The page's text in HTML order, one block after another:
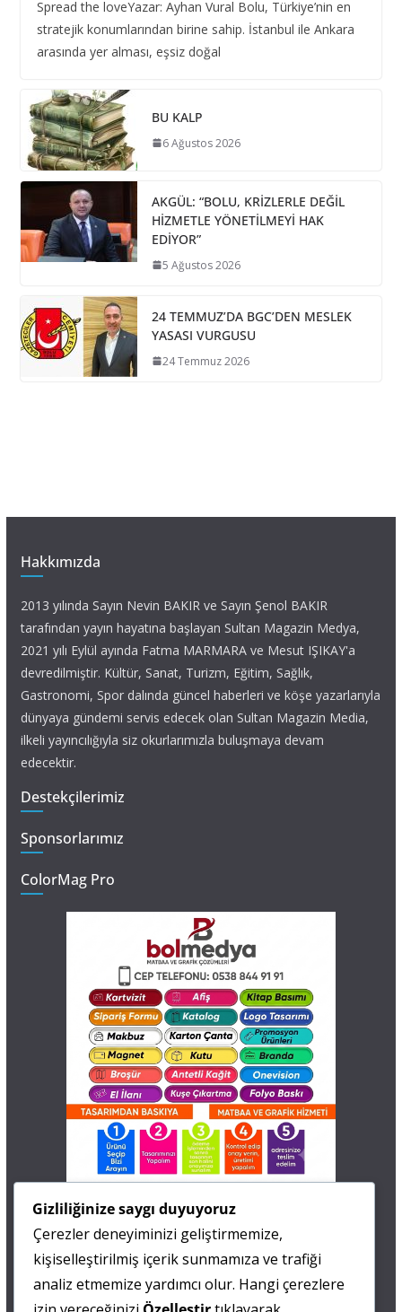
Spread the loveYazar: Ayhan Vural Bolu, Türkiye’nin en
stratejik konumlarından birine sahip. İstanbul ile Ankara
arasında yer alması, eşsiz doğal
BU KALP
6 Ağustos 2026
AKGÜL: “BOLU, KRİZLERLE DEĞİL
HİZMETLE YÖNETİLMEYİ HAK
EDİYOR”
5 Ağustos 2026
24 TEMMUZ’DA BGC’DEN MESLEK
YASASI VURGUSU
24 Temmuz 2026
Hakkımızda
2013 yılında Sayın Nevin BAKIR ve Sayın Şenol BAKIR
tarafından yayın hayatına başlayan Sultan Magazin Medya,
2021 yılı Eylül ayında Fatma MARMARA ve Mesut IŞIKAY'a
devredilmiştir. Kültür, Sanat, Turizm, Eğitim, Sağlık,
Gastronomi, Spor dalında güncel haberleri ve köşe yazarlarıyla
dünyaya gündemi servis edecek olan Sultan Magazin Media,
ilkeli yayıncılığıyla siz okurlarımızla buluşmaya devam
edecektir.
Destekçilerimiz
Sponsorlarımız
ColorMag Pro
0 505 677 40 87
Fatma MARMARA
Gizliliğinize saygı duyuyoruz
Çerezler deneyiminizi geliştirmemize,
kişiselleştirilmiş içerik sunmamıza ve trafiği
analiz etmemize yardımcı olur. Hangi çerezlere